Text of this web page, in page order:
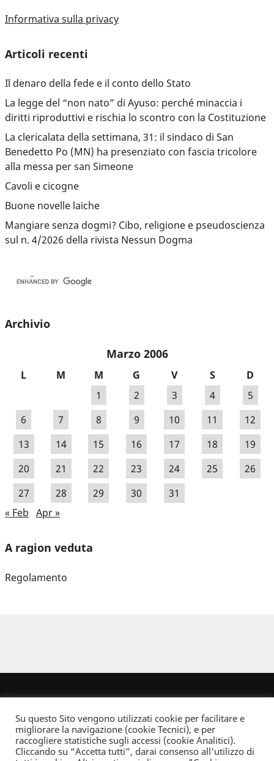
Informativa sulla privacy
Articoli recenti
Il denaro della fede e il conto dello Stato
La legge del “non nato” di Ayuso: perché minaccia i
diritti riproduttivi e rischia lo scontro con la Costituzione
La clericalata della settimana, 31: il sindaco di San
Benedetto Po (MN) ha presenziato con fascia tricolore
alla messa per san Simeone
Cavoli e cicogne
Buone novelle laiche
Mangiare senza dogmi? Cibo, religione e pseudoscienza
sul n. 4/2026 della rivista Nessun Dogma
Archivio
Marzo 2006
L M M G V S
D
1
2 3 4
5
6
7 8 9 10 11
12
13
14 15 16 17 18
19
20
21 22 23 24 25
26
27
28 29 30
31
« Feb Apr »
A ragion veduta
Regolamento
Dove non indicato altrimenti quest’opera è distribuita con Licenza
Su questo Sito vengono utilizzati cookie per facilitare e
migliorare la navigazione (cookie Tecnici), e per
raccogliere statistiche sugli accessi (cookie Analitici).
Cliccando su “Accetta tutti”, darai consenso all'utilizzo di